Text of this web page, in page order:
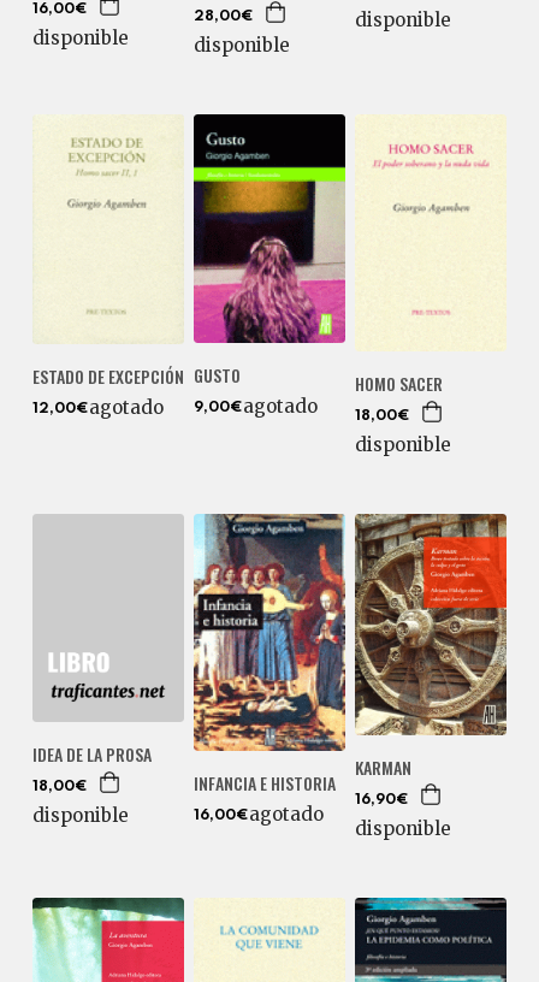
16,00€
disponible
28,00€
disponible
disponible
ESTADO DE EXCEPCIÓN
12,00€agotado
GUSTO
9,00€agotado
HOMO SACER
18,00€
disponible
IDEA DE LA PROSA
18,00€
disponible
INFANCIA E HISTORIA
16,00€agotado
KARMAN
16,90€
disponible